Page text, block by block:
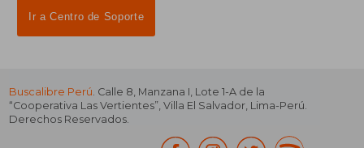
Ir a Centro de Soporte
Buscalibre Perú. Calle 8, Manzana I, Lote 1-A de la
“Cooperativa Las Vertientes”, Villa El Salvador, Lima-Perú.
Derechos Reservados.